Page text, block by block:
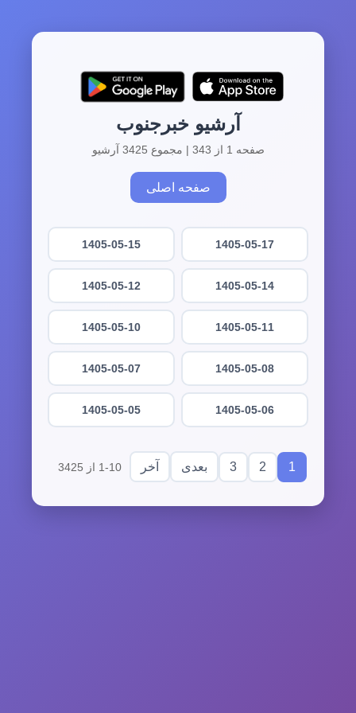
آرشیو خبرجنوب
صفحه 1 از 343 | مجموع 3425 آرشیو
صفحه اصلی
1405-05-17
1405-05-15
1405-05-14
1405-05-12
1405-05-11
1405-05-10
1405-05-08
1405-05-07
1405-05-06
1405-05-05
1
2
3 بعدی آخر 1-10 از 3425